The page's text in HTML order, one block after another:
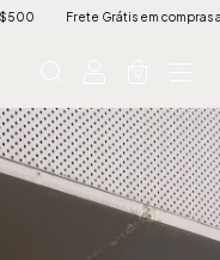
Frete Grátis em compras a